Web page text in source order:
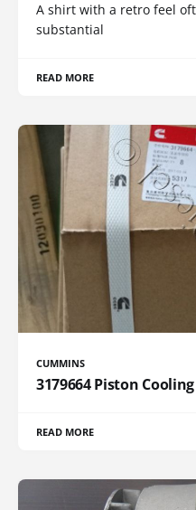
A shirt with a retro feel
substantial
READ MORE
CUMMINS
3179664 Piston
READ MORE